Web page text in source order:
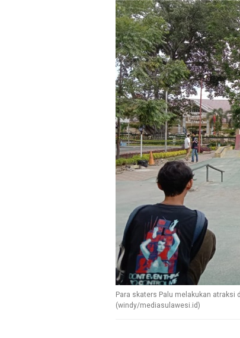
Para skaters Palu melakukan atraksi
(windy/mediasulawesi.id)